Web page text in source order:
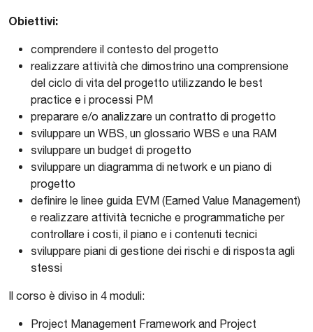
Obiettivi:
comprendere il contesto del progetto
realizzare attività che dimostrino una comprensione
del ciclo di vita del progetto utilizzando le best
practice e i processi PM
preparare e/o analizzare un contratto di progetto
sviluppare un WBS, un glossario WBS e una RAM
sviluppare un budget di progetto
sviluppare un diagramma di network e un piano di
progetto
definire le linee guida EVM (Earned Value Management)
e realizzare attività tecniche e programmatiche per
controllare i costi, il piano e i contenuti tecnici
sviluppare piani di gestione dei rischi e di risposta agli
stessi
Il corso è diviso in 4 moduli:
Project Management Framework and Project